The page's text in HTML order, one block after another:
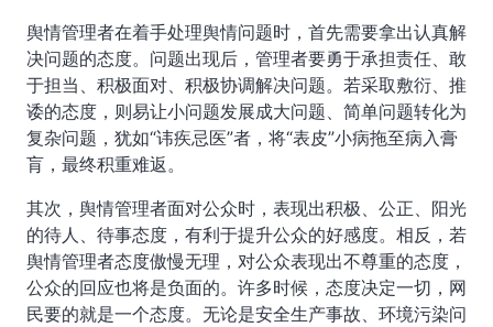
舆情管理者在着手处理舆情问题时，首先需要拿出认真解
决问题的态度。问题出现后，管理者要勇于承担责任、敢
于担当、积极面对、积极协调解决问题。若采取敷衍、推
诿的态度，则易让小问题发展成大问题、简单问题转化为
复杂问题，犹如“讳疾忌医”者，将“表皮”小病拖至病入膏
肓，最终积重难返。
其次，舆情管理者面对公众时，表现出积极、公正、阳光
的待人、待事态度，有利于提升公众的好感度。相反，若
舆情管理者态度傲慢无理，对公众表现出不尊重的态度，
公众的回应也将是负面的。许多时候，态度决定一切，网
民要的就是一个态度。无论是安全生产事故、环境污染问